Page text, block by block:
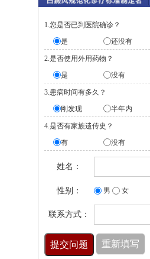
1.您是否已到医院确诊？
是
还没有
2.是否使用外用药物？
是
没有
3.患病时间有多久？
刚发现
半年内
4.是否有家族遗传史？
有
没有
姓名：
性别： 男 女
联系方式：